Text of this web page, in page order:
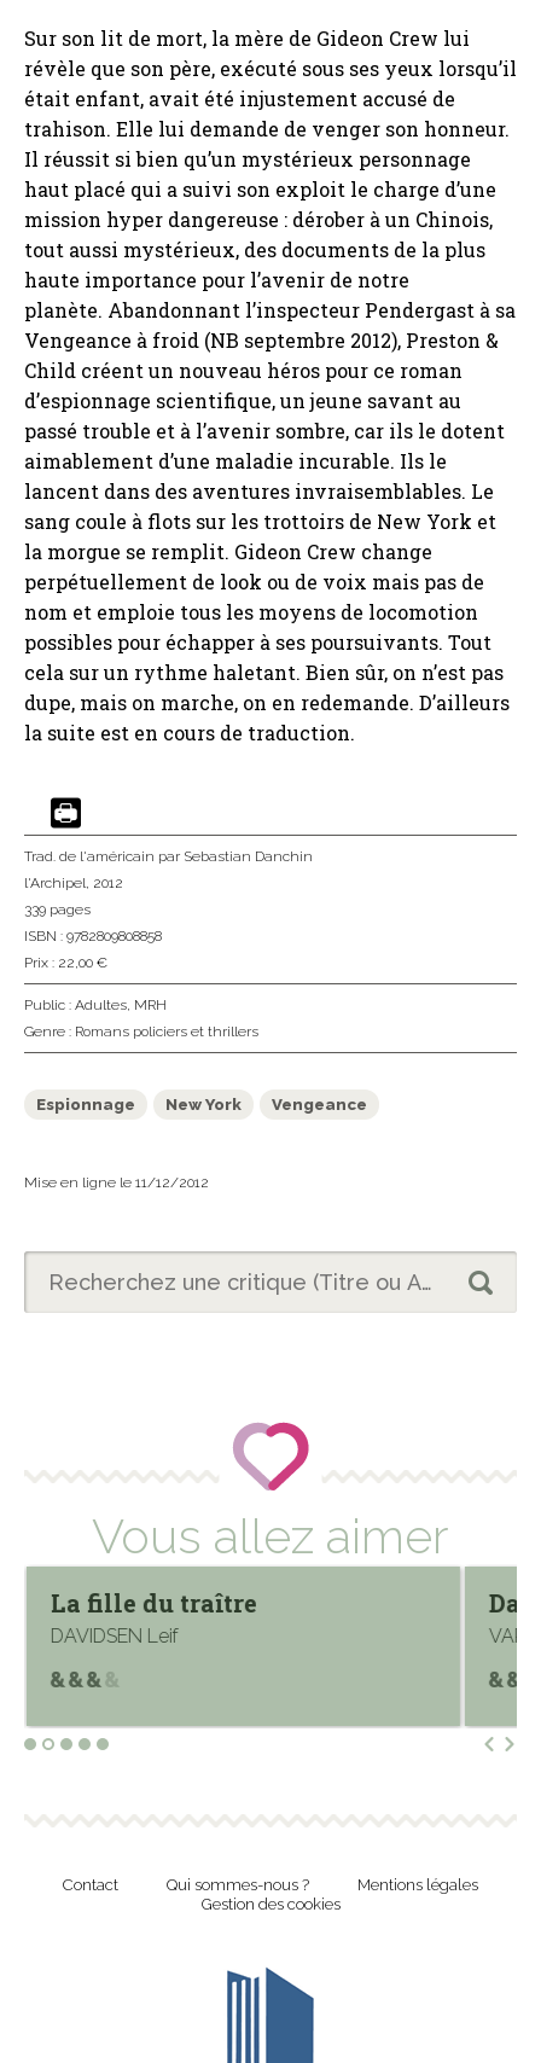
Sur son lit de mort, la mère de Gideon Crew lui
révèle que son père, exécuté sous ses yeux lorsqu’il
était enfant, avait été injustement accusé de
trahison. Elle lui demande de venger son honneur.
Il réussit si bien qu’un mystérieux personnage
haut placé qui a suivi son exploit le charge d’une
mission hyper dangereuse : dérober à un Chinois,
tout aussi mystérieux, des documents de la plus
haute importance pour l’avenir de notre
planète. Abandonnant l’inspecteur Pendergast à sa
Vengeance à froid (NB septembre 2012), Preston &
Child créent un nouveau héros pour ce roman
d’espionnage scientifique, un jeune savant au
passé trouble et à l’avenir sombre, car ils le dotent
aimablement d’une maladie incurable. Ils le
lancent dans des aventures invraisemblables. Le
sang coule à flots sur les trottoirs de New York et
la morgue se remplit. Gideon Crew change
perpétuellement de look ou de voix mais pas de
nom et emploie tous les moyens de locomotion
possibles pour échapper à ses poursuivants. Tout
cela sur un rythme haletant. Bien sûr, on n’est pas
dupe, mais on marche, on en redemande. D’ailleurs
la suite est en cours de traduction.
Trad. de l'américain par Sebastian Danchin
l'Archipel, 2012
339 pages
ISBN : 9782809808858
Prix : 22,00 €
Public : Adultes, MRH
Genre : Romans policiers et thrillers
Espionnage New York Vengeance
Mise en ligne le 11/12/2012
Vous allez aimer
La fille du traître
DAVIDSEN Leif
Contact Qui sommes-nous ?
Mentions légales
Gestion des cookies